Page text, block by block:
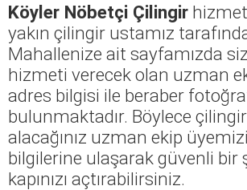
Köyler Nöbetçi Çilingir
yakın çilingir ustamız
Mahallenize ait sayfamızda
hizmeti verecek olan uzman
adres bilgisi ile beraber
bulunmaktadır. Böylece
alacağınız uzman ekip
bilgilerine ulaşarak güvenli bir
kapınızı açtırabilirsiniz.